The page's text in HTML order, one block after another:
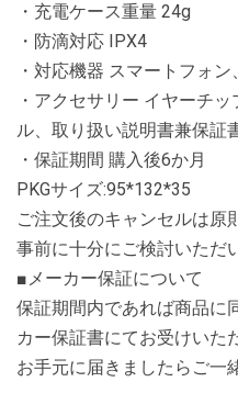
・充電ケース重量 24g
・防滴対応 IPX4
・対応機器 スマートフォン
・アクセサリー イヤーチ
ル、取り扱い説明書兼保証
・保証期間 購入後6か月
PKGサイズ:95*132*35
ご注文後のキャンセルは原
事前に十分にご検討いただ
■メーカー保証について
保証期間内であれば商品に
カー保証書にてお受けいた
お手元に届きましたらご一